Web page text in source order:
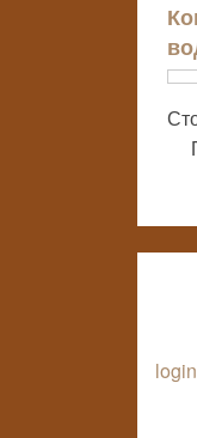
login